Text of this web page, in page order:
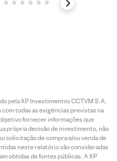
pela XP Investimentos CCTVM S.A.
todas as exigências previstas na
fornecer informações que
própria decisão de investimento, não
solicitação de compra e/ou venda de
neste relatório são consideradas
obtidas de fontes públicas. A XP